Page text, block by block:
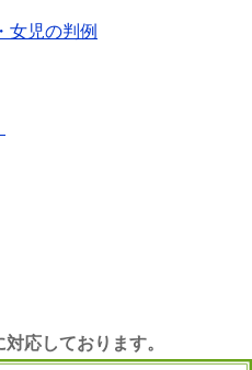
女児の判例
応しております。